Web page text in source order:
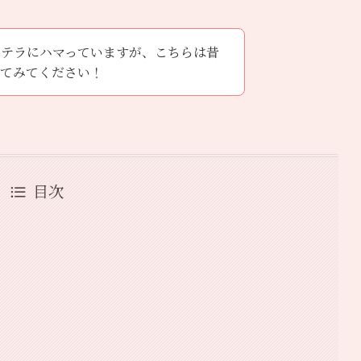
ラにハマっていますが、こちらは昔
みてください！
目次